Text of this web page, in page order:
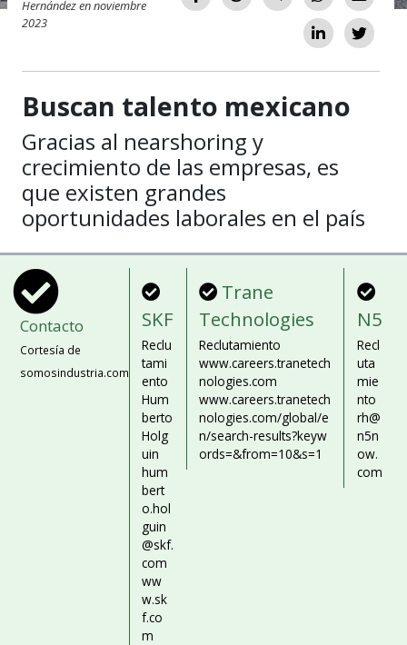
Hernández en noviembre
2023
Buscan talento mexicano
Gracias al nearshoring y
crecimiento de las empresas, es
que existen grandes
oportunidades laborales en el país
Contacto
Cortesía de
somosindustria.com
SKF
Reclu
tami
ento
Hum
berto
Holg
uin
hum
bert
o.hol
guin
@skf.
com
ww
w.sk
f.co
m
Trane
Technologies
Reclutamiento
www.careers.tranetech
nologies.com
www.careers.tranetech
nologies.com/global/e
n/search-results?keyw
ords=&from=10&s=1
N5
Recl
uta
mie
nto
rh@
n5n
ow.
com